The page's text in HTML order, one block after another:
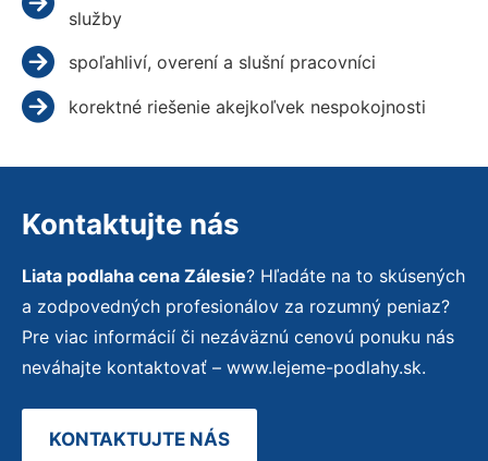
služby
spoľahliví, overení a slušní pracovníci
korektné riešenie akejkoľvek nespokojnosti
Kontaktujte nás
Liata podlaha cena Zálesie? Hľadáte na to skúsených
a zodpovedných profesionálov za rozumný peniaz?
Pre viac informácií či nezáväznú cenovú ponuku nás
neváhajte kontaktovať – www.lejeme-podlahy.sk.
KONTAKTUJTE NÁS